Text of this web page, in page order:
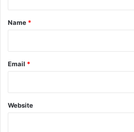
*
Name *
Email *
Website